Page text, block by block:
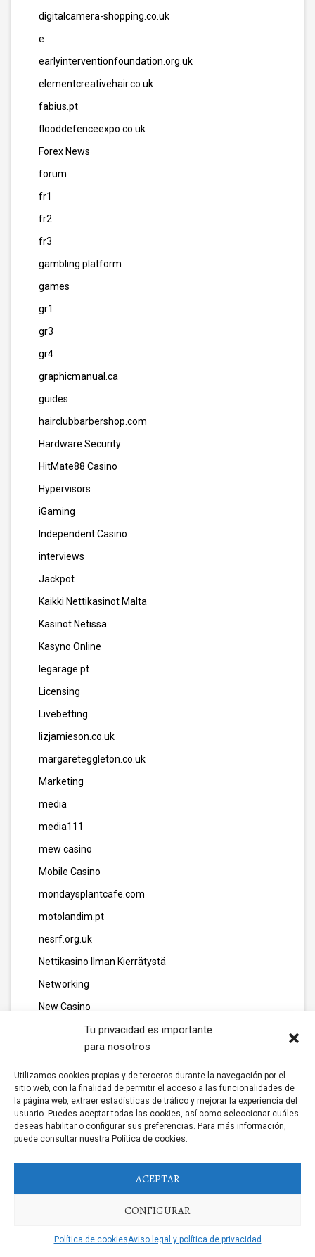
Tu privacidad es importante
para nosotros
Utilizamos cookies propias y de terceros durante la navegación por el
sitio web, con la finalidad de permitir el acceso a las funcionalidades de
la página web, extraer estadísticas de tráfico y mejorar la experiencia del
usuario. Puedes aceptar todas las cookies, así como seleccionar cuáles
deseas habilitar o configurar sus preferencias. Para más información,
puede consultar nuestra Política de cookies.
ACEPTAR
CONFIGURAR
Política de cookiesAviso legal y política de privacidad
digitalcamera-shopping.co.uk
e
earlyinterventionfoundation.org.uk
elementcreativehair.co.uk
fabius.pt
flooddefenceexpo.co.uk
Forex News
forum
fr1
fr2
fr3
gambling platform
games
gr1
gr3
gr4
graphicmanual.ca
guides
hairclubbarbershop.com
Hardware Security
HitMate88 Casino
Hypervisors
iGaming
Independent Casino
interviews
Jackpot
Kaikki Nettikasinot Malta
Kasinot Netissä
Kasyno Online
legarage.pt
Licensing
Livebetting
lizjamieson.co.uk
margareteggleton.co.uk
Marketing
media
media111
mew casino
Mobile Casino
mondaysplantcafe.com
motolandim.pt
nesrf.org.uk
Nettikasino Ilman Kierrätystä
Networking
New Casino
new casino gamstop
new casino non gamstop
new casino online
new gambling platfom
new non gamstop casinos
News
news011